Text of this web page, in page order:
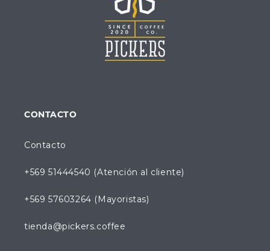
CONTACTO
Contacto
+569 51444540 (Atención al cliente)
+569 57603264 (Mayoristas)
tienda@pickers.coffee